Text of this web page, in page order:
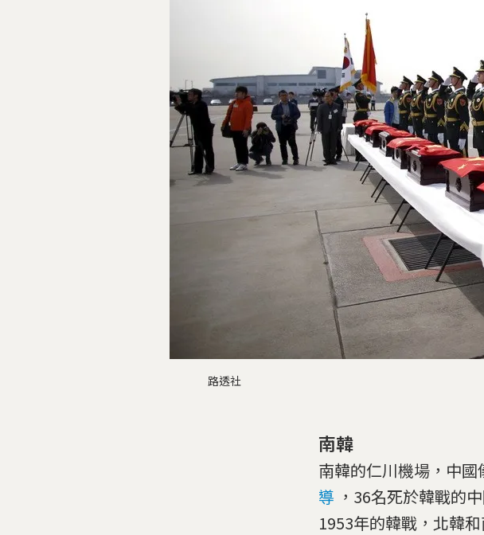
路透社
南韓
南韓的仁川機場，中
導 ，36名死於韓戰的
1953年的韓戰，北韓